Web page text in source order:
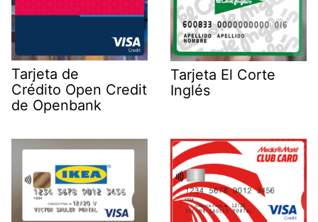
Tarjeta de
Crédito Open Credit
de Openbank
Tarjeta El Corte
Inglés